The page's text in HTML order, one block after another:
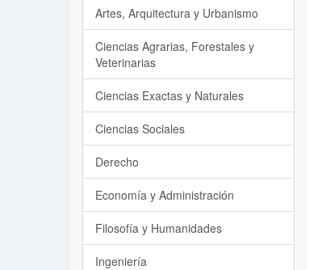
Artes, Arquitectura y Urbanismo
Ciencias Agrarias, Forestales y
Veterinarias
Ciencias Exactas y Naturales
Ciencias Sociales
Derecho
Economía y Administración
Filosofía y Humanidades
Ingeniería